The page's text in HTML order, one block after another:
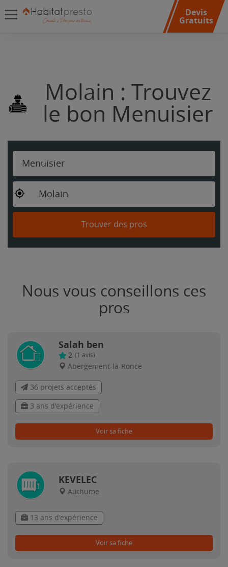
Devis
Gratuits
Molain : Trouvez
le bon Menuisier
Menuisier
Molain
Trouver des pros
Nous vous conseillons ces
pros
Salah ben
2 (1 avis)
Abergement-la-Ronce
36 projets acceptés
3 ans d'expérience
Voir sa fiche
KEVELEC
Authume
13 ans d'expérience
Voir sa fiche